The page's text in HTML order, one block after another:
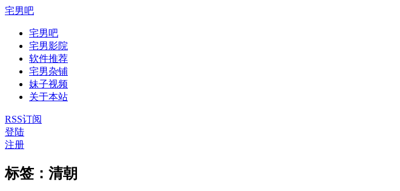
宅男吧
宅男吧
宅男影院
软件推荐
宅男杂铺
妹子视频
关于本站
RSS订阅
登陆
注册
标签：清朝